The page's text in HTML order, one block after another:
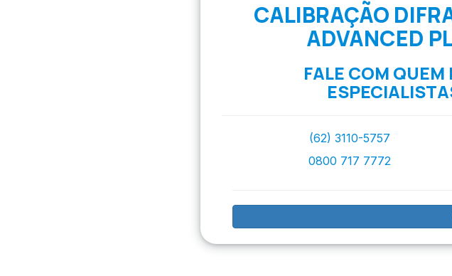
CALIBRAÇÃO
ADVANCED
FALE COM
(62) 3110-5757
0800 717 7772